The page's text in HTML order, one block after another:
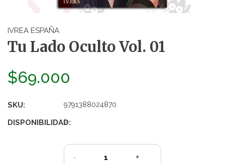
IVREA ESPAÑA
Tu Lado Oculto Vol. 01
$69.000
SKU: 9791388024870
DISPONIBILIDAD:
2
- +